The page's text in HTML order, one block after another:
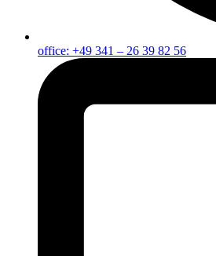
office: +49 341 – 26 39 82 56